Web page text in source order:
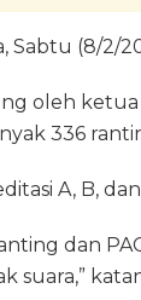
Sabtu (8/2/
oleh ketua
336
A, B, dan
dan
suara,”